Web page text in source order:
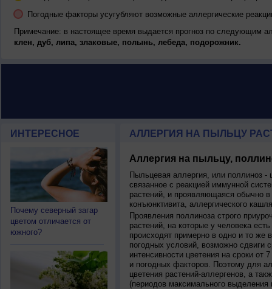
Погодные факторы усугубляют возможные аллергические
Примечание: в настоящее время выдается прогноз по следующим
клен, дуб, липа, злаковые, полынь, лебеда, подорожник.
ИНТЕРЕСНОЕ
Почему северный загар
цветом отличается от
южного?
АЛЛЕРГИЯ НА ПЫЛЬЦУ
Аллергия на пыльцу,
Пыльцевая аллергия, или поллиноз -
связанное с реакцией иммунной
растений, и проявляющаяся обычно
конъюнктивита, аллергического
Проявления поллиноза строго
растений, на которые у человека
происходят примерно в одно и то же
погодных условий, возможно сдвиги
интенсивности цветения на сроки от
и погодных факторов. Поэтому для
цветения растений-аллергенов, а
(периодов максимального